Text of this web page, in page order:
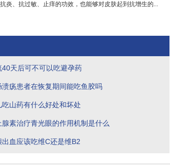
炎、抗过敏、止痒的功效，也能够对皮肤起到抗增生的...
40天后可不可以吃避孕药
溃疡患者在恢复期间能吃鱼胶吗
吃山药有什么好处和坏处
腺素治疗青光眼的作用机制是什么
出血应该吃维C还是维B2